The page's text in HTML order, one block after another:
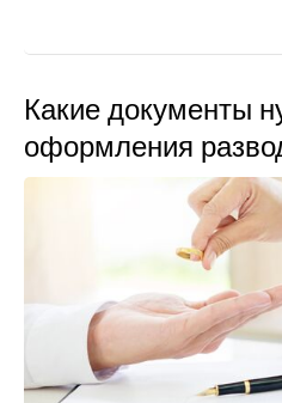
Какие документы
оформления